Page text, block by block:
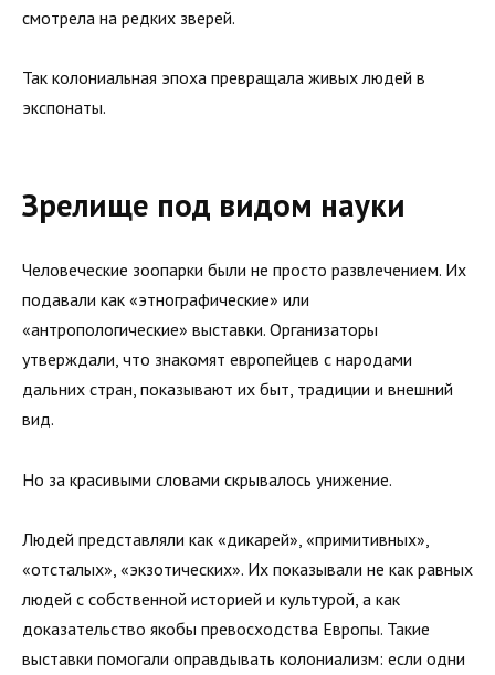
смотрела на редких зверей.
Так колониальная эпоха превращала живых людей в
экспонаты.
Зрелище под видом науки
Человеческие зоопарки были не просто развлечением. Их
подавали как «этнографические» или
«антропологические» выставки. Организаторы
утверждали, что знакомят европейцев с народами
дальних стран, показывают их быт, традиции и внешний
вид.
Но за красивыми словами скрывалось унижение.
Людей представляли как «дикарей», «примитивных»,
«отсталых», «экзотических». Их показывали не как равных
людей с собственной историей и культурой, а как
доказательство якобы превосходства Европы. Такие
выставки помогали оправдывать колониализм: если одни